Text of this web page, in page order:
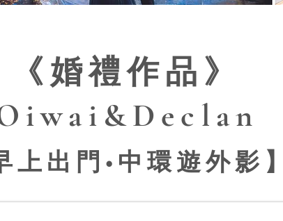
《婚禮作品》
上出門•中環遊外影